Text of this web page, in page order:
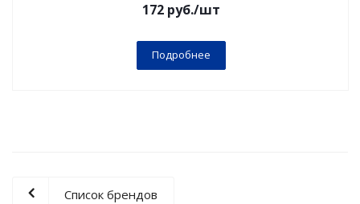
172руб./шт
Подробнее
Список брендов